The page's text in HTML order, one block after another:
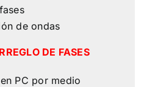
de ondas
DE FASES
PC por medio